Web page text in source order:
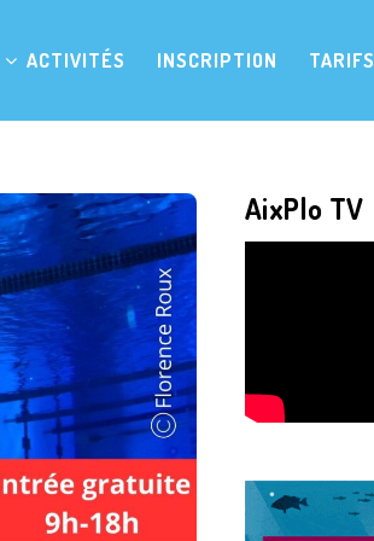
ACTIVITÉS INSCRIPTION TARIFS
AixPlo TV